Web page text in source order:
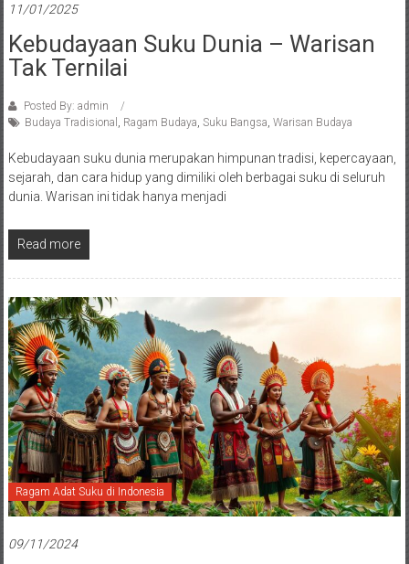
11/01/2025
Kebudayaan Suku Dunia – Warisan
Tak Ternilai
Posted By: admin
Budaya Tradisional
Ragam Budaya Suku Bangsa Warisan Budaya
Kebudayaan suku dunia merupakan himpunan tradisi, kepercayaan,
sejarah, dan cara hidup yang dimiliki oleh berbagai suku di seluruh
dunia. Warisan ini tidak hanya menjadi
Read more
Ragam Adat Suku di Indonesia
09/11/2024